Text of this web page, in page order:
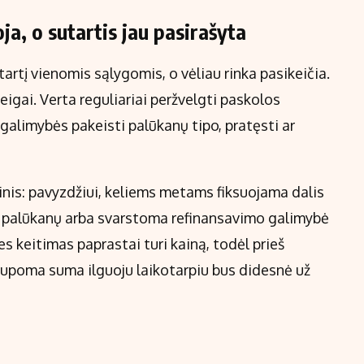
o sutartis jau pasirašyta
vienomis sąlygomis, o vėliau rinka pasikeičia.
Verta reguliariai peržvelgti paskolos
pakeisti palūkanų tipo, pratęsti ar
pavyzdžiui, keliems metams fiksuojama dalis
arba svarstoma refinansavimo galimybė
keitimas paprastai turi kainą, todėl prieš
suma ilguoju laikotarpiu bus didesnė už